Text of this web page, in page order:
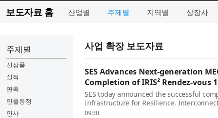
보도자료 홈 산업별 주제별 지역별 상장사
주제별
신상품
실적
판촉
인물동정
인사
사업 확장 보도자료
SES Advances Next-generation
Completion of IRIS² Rendez-vous 1
SES today announced the successful
Infrastructure for Resilience,
programme, marking a key milestone in
09:30